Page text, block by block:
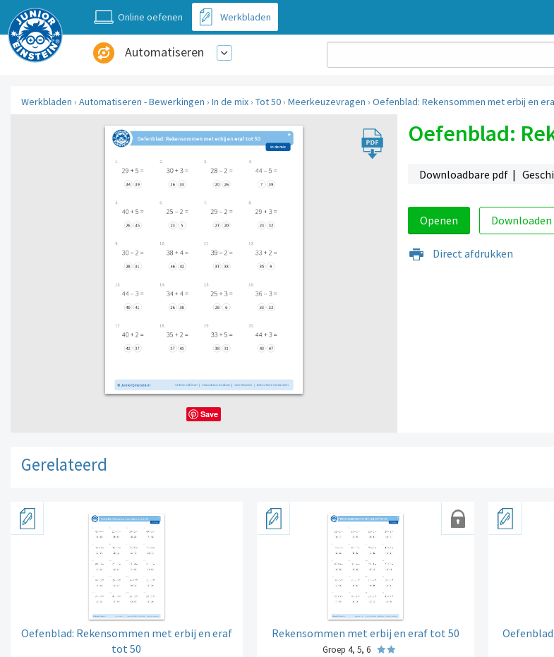
Online oefenen Werkbladen
Automatiseren
Werkbladen › Automatiseren - Bewerkingen › In de mix › Tot 50 › Meerkeuzevragen › Oefenblad: Rekensommen met erbij en
Oefenblad:
Downloadbare pdf |
Openen Downloaden
Direct afdrukken
Save
Gerelateerd
Oefenblad: Rekensommen met erbij en eraf
tot 50
Rekensommen met erbij en eraf tot 50
Groep 4, 5, 6